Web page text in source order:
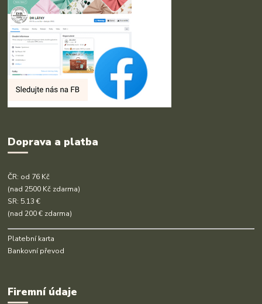
Doprava a platba
ČR: od 76 Kč
(nad 2500 Kč zdarma)
SR: 5.13 €
(nad 200 € zdarma)
Platební karta
Bankovní převod
Firemní údaje